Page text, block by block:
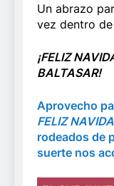
Un abrazo
vez dentro
¡FELIZ
BALTASAR!
Aprovecho
FELIZ
rodeados de
suerte nos